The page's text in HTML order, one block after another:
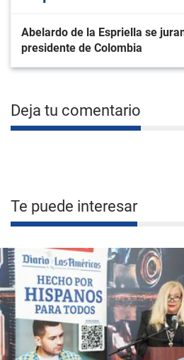
Abelardo de la Espriella se
presidente de Colombia
Deja tu comentario
Te puede interesar